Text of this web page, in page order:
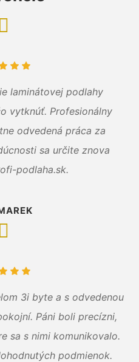
laminátovej podlahy
vytknúť. Profesionálny
odvedená práca za
sa určite znova
podlaha.sk.
3i byte a s odvedenou
Páni boli precízni,
sa s nimi komunikovalo.
podmienok.